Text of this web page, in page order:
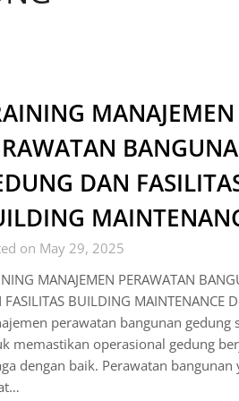
MANAJEMEN
DAN
on May 29, 2025
MANAJEMEN PERAWATAN
FASILITAS BUILDING MAINTENANCE
perawatan bangunan gedung
memastikan operasional gedung
dengan baik. Perawatan bangunan